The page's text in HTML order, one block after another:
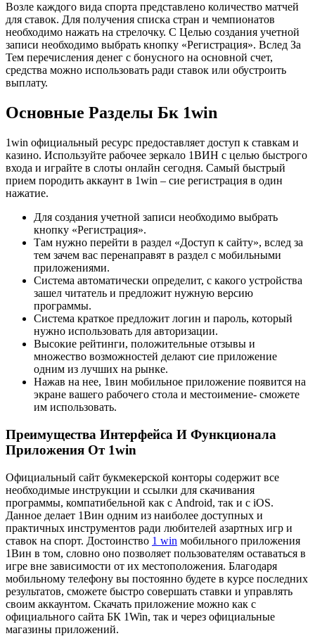
Возле каждого вида спорта представлено количество матчей
для ставок. Для получения списка стран и чемпионатов
необходимо нажать на стрелочку. С Целью создания учетной
записи необходимо выбрать кнопку «Регистрация». Вслед За
Тем перечисления денег с бонусного на основной счет,
средства можно использовать ради ставок или обустроить
выплату.
Основные Разделы Бк 1win
1win официальный ресурс предоставляет доступ к ставкам и
казино. Используйте рабочее зеркало 1ВИН с целью быстрого
входа и играйте в слоты онлайн сегодня. Самый быстрый
прием породить аккаунт в 1win – сие регистрация в один
нажатие.
Для создания учетной записи необходимо выбрать
кнопку «Регистрация».
Там нужно перейти в раздел «Доступ к сайту», вслед за
тем зачем вас перенаправят в раздел с мобильными
приложениями.
Система автоматически определит, с какого устройства
зашел читатель и предложит нужную версию
программы.
Система краткое предложит логин и пароль, который
нужно использовать для авторизации.
Высокие рейтинги, положительные отзывы и
множество возможностей делают сие приложение
одним из лучших на рынке.
Нажав на нее, 1вин мобильное приложение появится на
экране вашего рабочего стола и местоимение- сможете
им использовать.
Преимущества Интерфейса И Функционала
Приложения От 1win
Официальный сайт букмекерской конторы содержит все
необходимые инструкции и ссылки для скачивания
программы, компатибельной как с Android, так и с iOS.
Данное делает 1Вин одним из наиболее доступных и
практичных инструментов ради любителей азартных игр и
ставок на спорт. Достоинство 1 win мобильного приложения
1Вин в том, словно оно позволяет пользователям оставаться в
игре вне зависимости от их местоположения. Благодаря
мобильному телефону вы постоянно будете в курсе последних
результатов, сможете быстро совершать ставки и управлять
своим аккаунтом. Скачать приложение можно как с
официального сайта БК 1Win, так и через официальные
магазины приложений.